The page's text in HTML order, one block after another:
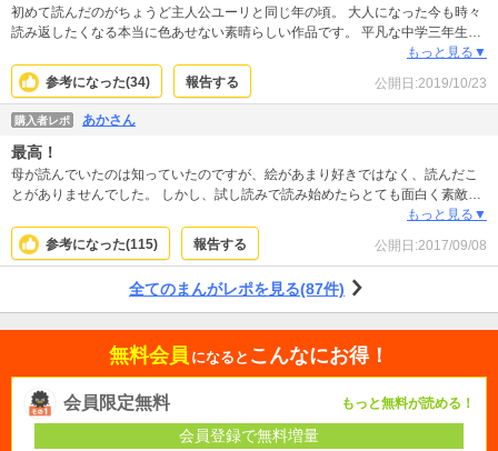
初めて読んだのがちょうど主人公ユーリと同じ年の頃。 大人になった今も時々
読み返したくなる本当に色あせない素晴らしい作品です。 平凡な中学三年生の
ユーリが異世界にタイムスリップする所から始まり、カイルという超絶イケメ
ンと出会います。 この作品のすごいところは、ストーリーの展開が早く、 主人
公だけでなく脇役も魅力的な所。 沢山の大事な人を失いますが、最後は結ばれ
る2人。 涙なしでは見れません。 子どもから大人まで楽しめる絶対読んでもら
いたいオススメの一作です。
もっと見る▼
参考になった(34) 報告する 公開日:2019/10/23
購入者レポ あかさん
最高！
母が読んでいたのは知っていたのですが、絵があまり好きではなく、読んだこ
とがありませんでした。 しかし、試し読みで読み始めたらとても面白く素敵な
作品で最後まで読んでしまいました。 今まで読んだ漫画の中で、間違いなくナ
ンバーワンです！！！読んだことない方には是非読んでほしい！！！最高で
す！
もっと見る▼
参考になった(115) 報告する 公開日:2017/09/08
全てのまんがレポを見る(87件)
無料会員 になると こんなにお得！
会員限定無料 もっと無料が読める！
会員登録で無料増量